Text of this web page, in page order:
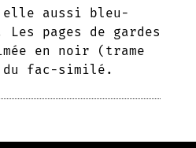
elle aussi bleu-
pages de gardes
en noir (trame
fac-similé.